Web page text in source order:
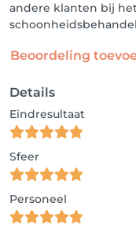
andere klanten bij
Beoordeling
Details
Eindresultaat
Sfeer
Personeel